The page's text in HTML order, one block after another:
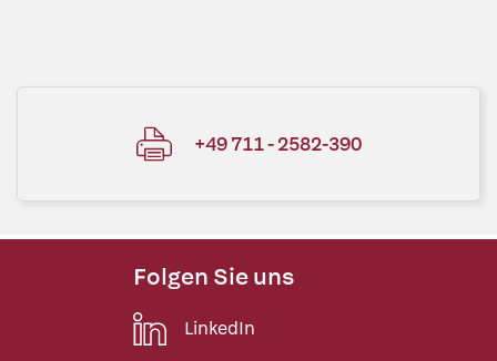
+49 711 - 2582-390
Folgen Sie uns
LinkedIn